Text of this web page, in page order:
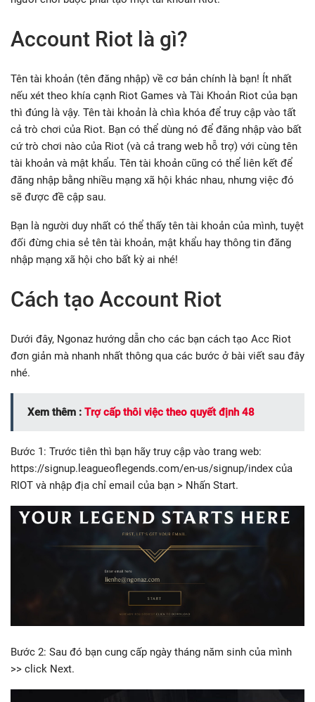
Account Riot là gì?
Tên tài khoản (tên đăng nhập) về cơ bản chính là bạn! Ít nhất
nếu xét theo khía cạnh Riot Games và Tài Khoản Riot của bạn
thì đúng là vậy. Tên tài khoản là chìa khóa để truy cập vào tất
cả trò chơi của Riot. Bạn có thể dùng nó để đăng nhập vào bất
cứ trò chơi nào của Riot (và cả trang web hỗ trợ) với cùng tên
tài khoản và mật khẩu. Tên tài khoản cũng có thể liên kết để
đăng nhập bằng nhiều mạng xã hội khác nhau, nhưng việc đó
sẽ được đề cập sau.
Bạn là người duy nhất có thể thấy tên tài khoản của mình, tuyệt
đối đừng chia sẻ tên tài khoản, mật khẩu hay thông tin đăng
nhập mạng xã hội cho bất kỳ ai nhé!
Cách tạo Account Riot
Dưới đây, Ngonaz hướng dẫn cho các bạn cách tạo Acc Riot
đơn giản mà nhanh nhất thông qua các bước ở bài viết sau đây
nhé.
Xem thêm : Trợ cấp thôi việc theo quyết định 48
Bước 1: Trước tiên thì bạn hãy truy cập vào trang web:
https://signup.leagueoflegends.com/en-us/signup/index của
RIOT và nhập địa chỉ email của bạn > Nhấn Start.
Bước 2: Sau đó bạn cung cấp ngày tháng năm sinh của mình
>> click Next.